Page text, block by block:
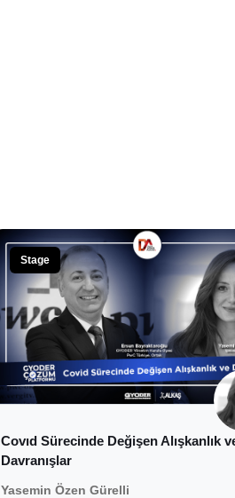
Stage
Covıd Sürecinde Değişen Alışkanlık
Davranışlar
Yasemin Özen Gürelli